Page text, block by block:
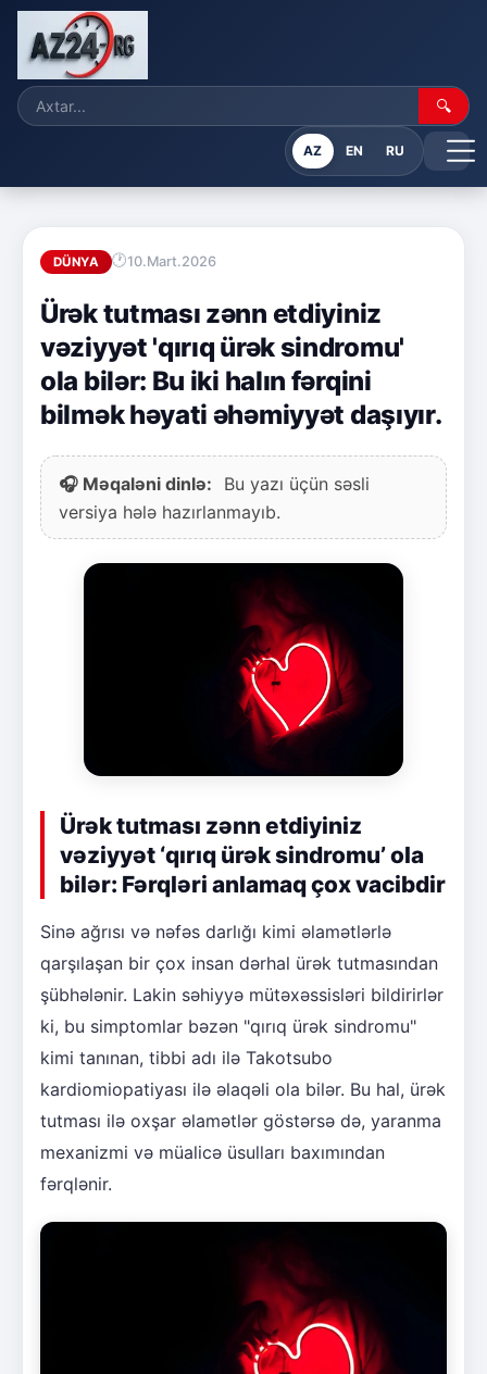
🔍
AZ EN RU
DÜNYA 10.Mart.2026
Ürək tutması zənn etdiyiniz
vəziyyət 'qırıq ürək sindromu'
ola bilər: Bu iki halın fərqini
bilmək həyati əhəmiyyət daşıyır.
🎧 Məqaləni dinlə:
Bu yazı üçün səsli
versiya hələ hazırlanmayıb.
Ürək tutması zənn etdiyiniz
vəziyyət ‘qırıq ürək sindromu’ ola
bilər: Fərqləri anlamaq çox vacibdir
Sinə ağrısı və nəfəs darlığı kimi əlamətlərlə
qarşılaşan bir çox insan dərhal ürək tutmasından
şübhələnir. Lakin səhiyyə mütəxəssisləri bildirirlər
ki, bu simptomlar bəzən "qırıq ürək sindromu"
kimi tanınan, tibbi adı ilə Takotsubo
kardiomiopatiyası ilə əlaqəli ola bilər. Bu hal, ürək
tutması ilə oxşar əlamətlər göstərsə də, yaranma
mexanizmi və müalicə üsulları baxımından
fərqlənir.